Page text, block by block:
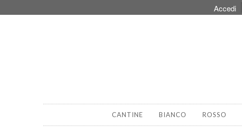
Accedi
CANTINE BIANCO ROSSO